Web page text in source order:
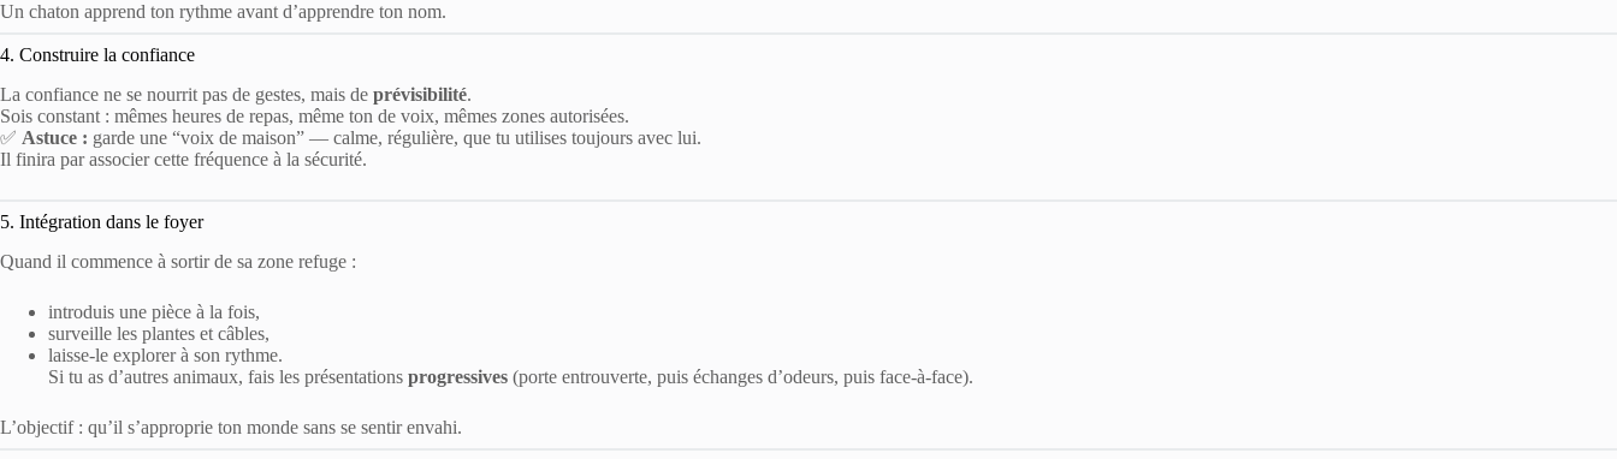
Un chaton apprend ton rythme avant d’apprendre ton nom.
4. Construire la confiance
La confiance ne se nourrit pas de gestes, mais de prévisibilité.
Sois constant : mêmes heures de repas, même ton de voix, mêmes zones autorisées.
✅ Astuce : garde une “voix de maison” — calme, régulière, que tu utilises toujours avec lui.
Il finira par associer cette fréquence à la sécurité.
5. Intégration dans le foyer
Quand il commence à sortir de sa zone refuge :
introduis une pièce à la fois,
surveille les plantes et câbles,
laisse-le explorer à son rythme.
Si tu as d’autres animaux, fais les présentations progressives (porte entrouverte, puis échanges d’odeurs, puis face-à-face).
L’objectif : qu’il s’approprie ton monde sans se sentir envahi.